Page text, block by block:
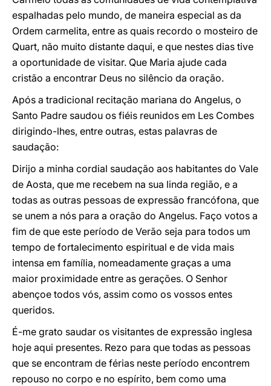
espalhadas pelo mundo, de maneira especial as da
Ordem carmelita, entre as quais recordo o mosteiro de
Quart, não muito distante daqui, e que nestes dias tive
a oportunidade de visitar. Que Maria ajude cada
cristão a encontrar Deus no silêncio da oração.
Após a tradicional recitação mariana do Angelus, o
Santo Padre saudou os fiéis reunidos em Les Combes
dirigindo-lhes, entre outras, estas palavras de
saudação:
Dirijo a minha cordial saudação aos habitantes do Vale
de Aosta, que me recebem na sua linda região, e a
todas as outras pessoas de expressão francófona, que
se unem a nós para a oração do Angelus. Faço votos a
fim de que este período de Verão seja para todos um
tempo de fortalecimento espiritual e de vida mais
intensa em família, nomeadamente graças a uma
maior proximidade entre as gerações. O Senhor
abençoe todos vós, assim como os vossos entes
queridos.
É-me grato saudar os visitantes de expressão inglesa
hoje aqui presentes. Rezo para que todas as pessoas
que se encontram de férias neste período encontrem
repouso no corpo e no espírito, bem como uma